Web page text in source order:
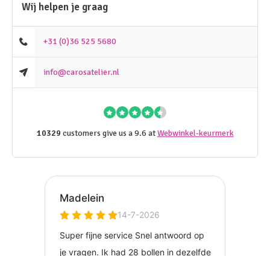
Wij helpen je graag
+31 (0)36 525 5680
info@carosatelier.nl
10329 customers give us a 9.6 atWebwinkel-keurmerk